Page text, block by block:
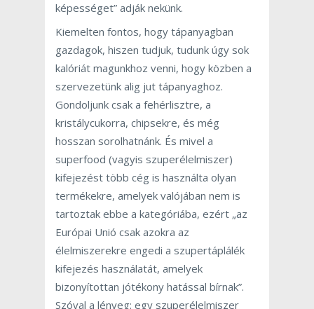
képességet” adják nekünk.
Kiemelten fontos, hogy tápanyagban
gazdagok, hiszen tudjuk, tudunk úgy sok
kalóriát magunkhoz venni, hogy közben a
szervezetünk alig jut tápanyaghoz.
Gondoljunk csak a fehérlisztre, a
kristálycukorra, chipsekre, és még
hosszan sorolhatnánk. És mivel a
superfood (vagyis szuperélelmiszer)
kifejezést több cég is használta olyan
termékekre, amelyek valójában nem is
tartoztak ebbe a kategóriába, ezért „az
Európai Unió csak azokra az
élelmiszerekre engedi a szupertáplálék
kifejezés használatát, amelyek
bizonyítottan jótékony hatással bírnak”.
Szóval a lényeg: egy szuperélelmiszer